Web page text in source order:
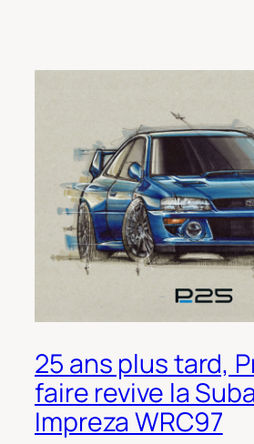
25 ans plus tard,
faire revive la
Impreza WRC97